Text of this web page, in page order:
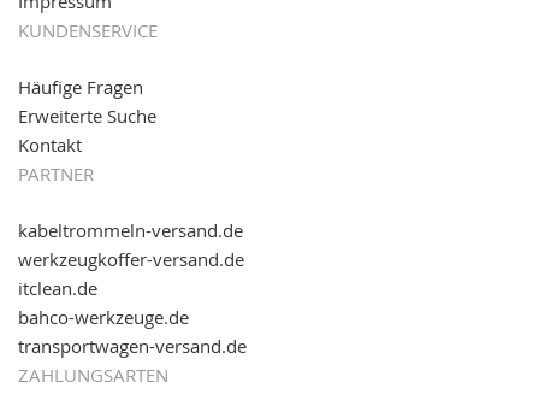
KUNDENSERVICE
Häufige Fragen
Erweiterte Suche
Kontakt
PARTNER
kabeltrommeln-versand.de
werkzeugkoffer-versand.de
itclean.de
bahco-werkzeuge.de
transportwagen-versand.de
ZAHLUNGSARTEN